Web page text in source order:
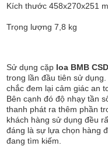
Kích thước 458x270x251
Trọng lượng 7,8 kg
Sử dụng cặp loa BMB
trong lần đầu tiên sử
chắc đem lại cảm giác an
Bên cạnh đó độ nhạy tần
thanh phát ra thêm phần
khách hàng sử dụng đều
đáng là sự lựa chọn hàng
đang tìm kiếm.